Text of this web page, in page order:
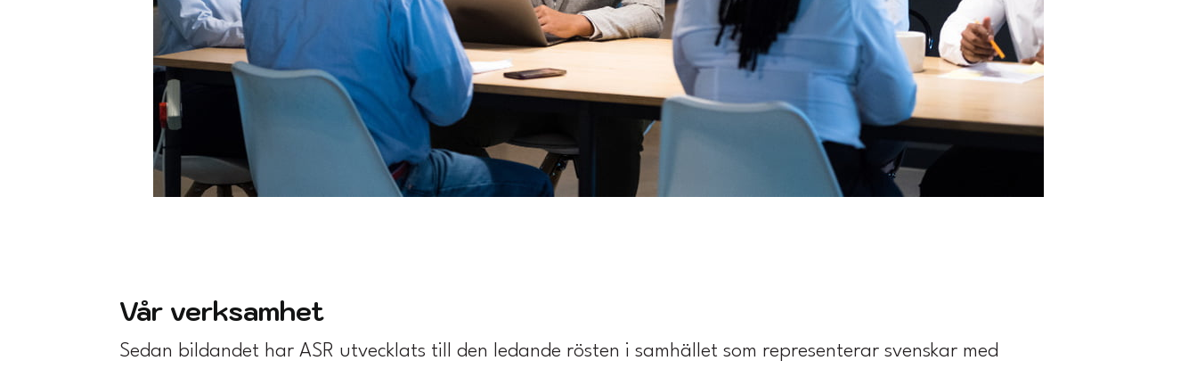
Vår verksamhet
Sedan bildandet har ASR utvecklats till den ledande rösten i samhället som representerar svenskar med